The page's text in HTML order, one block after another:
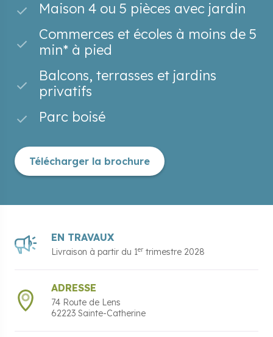
Maison 4 ou 5 pièces avec jardin
Commerces et écoles à moins de 5
min* à pied
Balcons, terrasses et jardins
privatifs
Parc boisé
Télécharger la brochure
EN TRAVAUX
Livraison à partir du 1er trimestre 2028
ADRESSE
74 Route de Lens
62223 Sainte-Catherine